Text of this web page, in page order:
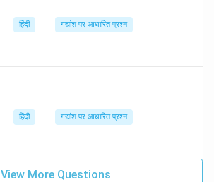
हिंदी गद्यांश पर आधारित प्रश्न
हिंदी गद्यांश पर आधारित प्रश्न
View More Questions